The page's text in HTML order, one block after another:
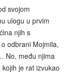
svojom
ulogu u prvim
njih s
odbrani Mojmila,
No, među njima
je rat izvukao